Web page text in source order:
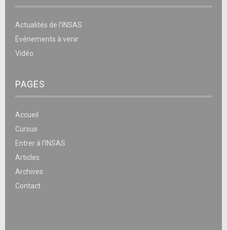
Actualités de l’INSAS
Événements à venir
Vidéo
PAGES
Accueil
Cursus
Entrer à l’INSAS
Articles
Archives
Contact